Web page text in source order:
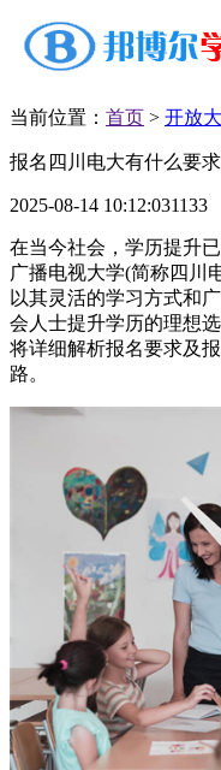
当前位置： 首页 > 开放
报名四川电大有什么要
2025-08-14 10:12:031133
在当今社会，学历提升
广播电视大学(简称四川
以其灵活的学习方式和
会人士提升学历的理想
将详细解析报名要求及
路。